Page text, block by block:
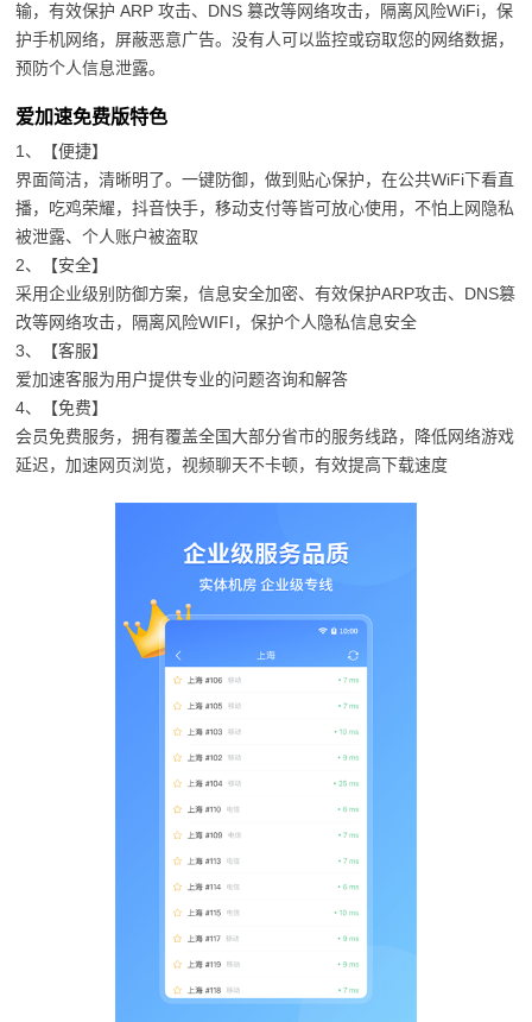
输，有效保护 ARP 攻击、DNS 篡改等网络攻击，隔离风险WiFi，保
护手机网络，屏蔽恶意广告。没有人可以监控或窃取您的网络数据，
预防个人信息泄露。
爱加速免费版特色
1、【便捷】
界面简洁，清晰明了。一键防御，做到贴心保护，在公共WiFi下看直
播，吃鸡荣耀，抖音快手，移动支付等皆可放心使用，不怕上网隐私
被泄露、个人账户被盗取
2、【安全】
采用企业级别防御方案，信息安全加密、有效保护ARP攻击、DNS篡
改等网络攻击，隔离风险WIFI，保护个人隐私信息安全
3、【客服】
爱加速客服为用户提供专业的问题咨询和解答
4、【免费】
会员免费服务，拥有覆盖全国大部分省市的服务线路，降低网络游戏
延迟，加速网页浏览，视频聊天不卡顿，有效提高下载速度